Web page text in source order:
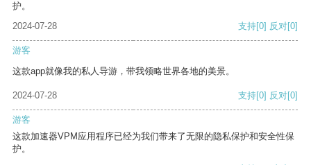
护。
2024-07-28
支持[0] 反对[0]
游客
这款app就像我的私人导游，带我领略世界各地的美景。
2024-07-28 支持[0] 反对[0]
游客
这款加速器VPM应用程序已经为我们带来了无限的隐私保护和安全性保
护。